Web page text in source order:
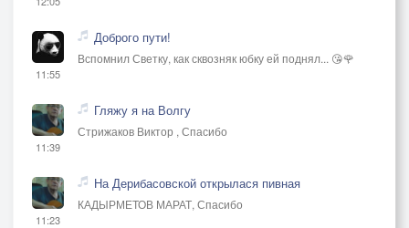
11:55
Доброго пути!
Вспомнил Светку, как сквозняк юбку ей поднял... 😘🌹
11:39
Гляжу я на Волгу
Стрижаков Виктор , Спасибо
11:23
На Дерибасовской открылася пивная
КАДЫРМЕТОВ МАРАТ, Спасибо